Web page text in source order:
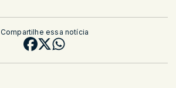
Compartilhe essa notícia